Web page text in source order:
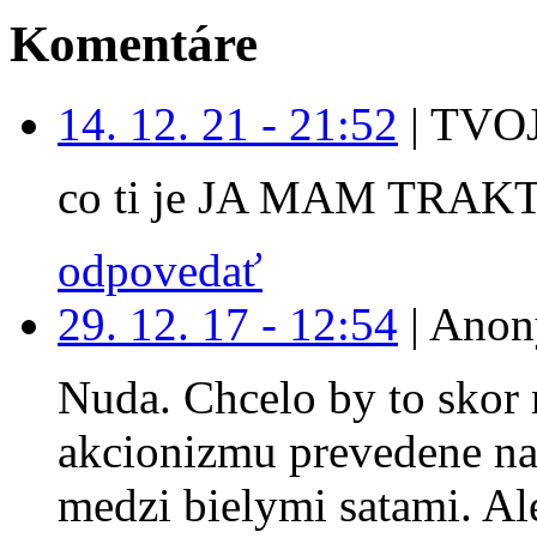
Komentáre
14. 12. 21 - 21:52 |
co ti je JA MAM
odpovedať
29. 12. 17 - 12:54 |
Nuda. Chcelo by to
akcionizmu prevedene
medzi bielymi satami.